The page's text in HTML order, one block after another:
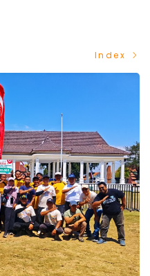
Index